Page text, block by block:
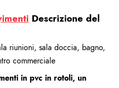
Descrizione del
riunioni, sala doccia, bagno,
commerciale
in pvc in rotoli, un